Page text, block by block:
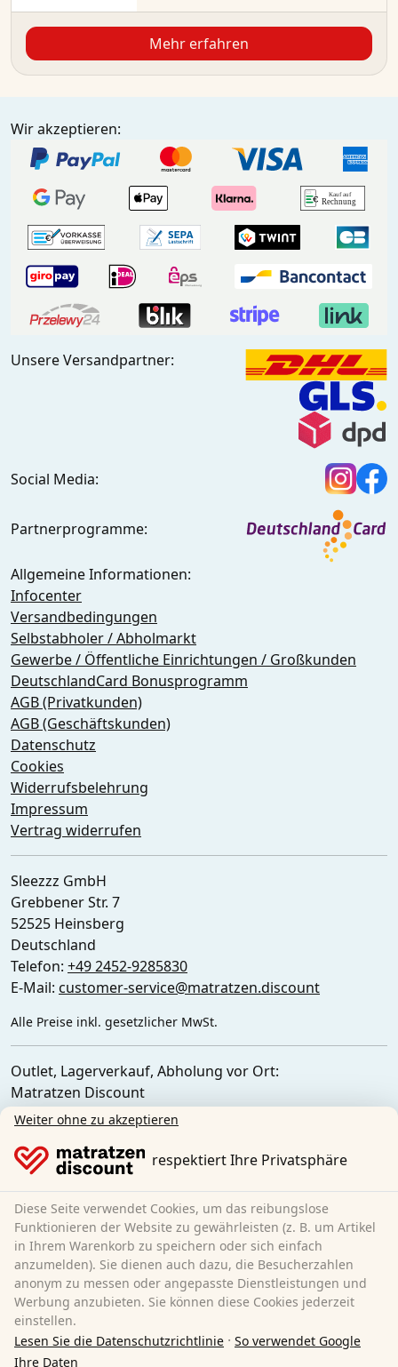
Mehr erfahren
Wir akzeptieren:
Unsere Versandpartner:
Social Media:
Partnerprogramme:
Allgemeine Informationen:
Infocenter
Versandbedingungen
Selbstabholer / Abholmarkt
Gewerbe / Öffentliche Einrichtungen / Großkunden
DeutschlandCard Bonusprogramm
AGB (Privatkunden)
AGB (Geschäftskunden)
Datenschutz
Cookies
Widerrufsbelehrung
Impressum
Vertrag widerrufen
Sleezzz GmbH
Grebbener Str. 7
52525 Heinsberg
Deutschland
Telefon: +49 2452-9285830
E-Mail: customer-service@matratzen.discount
Alle Preise inkl. gesetzlicher MwSt.
Outlet, Lagerverkauf, Abholung vor Ort:
Matratzen Discount
Ferdinand-Porsche-Str. 4
Deutschland
Weiter ohne zu akzeptieren
respektiert Ihre Privatsphäre
Diese Seite verwendet Cookies, um das reibungslose
Funktionieren der Website zu gewährleisten (z. B. um Artikel
in Ihrem Warenkorb zu speichern oder sich einfach
anzumelden). Sie dienen auch dazu, die Besucherzahlen
anonym zu messen oder angepasste Dienstleistungen und
Werbung anzubieten. Sie können diese Cookies jederzeit
einstellen.
Lesen Sie die Datenschutzrichtlinie · So verwendet Google
Ihre Daten